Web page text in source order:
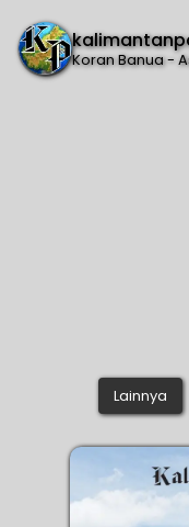
Koran Banua -
Lainnya